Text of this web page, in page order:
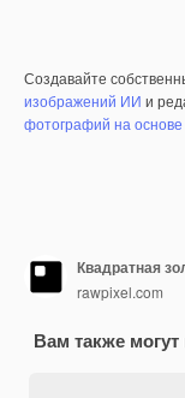
Создавайте
изображений ИИ и
фотографий на
rawpixel.com
Вам также